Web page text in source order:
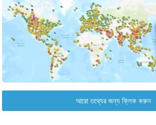
আরো তথ্যের জন্য ক্লিক করুন